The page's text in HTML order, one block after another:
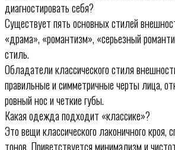
диагностировать себя?
Существует пять основных стилей
«драма», «романтизм», «серьезный
стиль.
Обладатели классического стиля
правильные и симметричные черты лица,
ровный нос и четкие губы.
Какая одежда подходит «классике»?
Это вещи классического лаконичного
тонов. Приветствуется минимализм и